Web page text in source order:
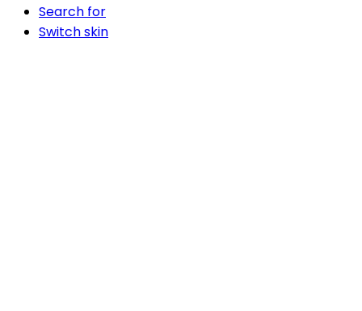
Search for
Switch skin